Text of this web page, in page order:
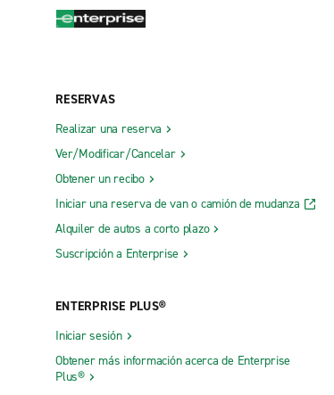
RESERVAS
Realizar una reserva
Ver/Modificar/Cancelar
Obtener un recibo
Iniciar una reserva de van o camión de mudanza
Alquiler de autos a corto plazo
Suscripción a Enterprise
ENTERPRISE PLUS®
Iniciar sesión
Obtener más información acerca de Enterprise
Plus®